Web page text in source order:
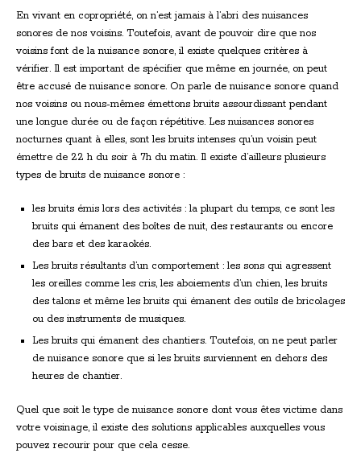
En vivant en copropriété, on n’est jamais à l’abri des nuisances
sonores de nos voisins. Toutefois, avant de pouvoir dire que nos
voisins font de la nuisance sonore, il existe quelques critères à
vérifier. Il est important de spécifier que même en journée, on peut
être accusé de nuisance sonore. On parle de nuisance sonore quand
nos voisins ou nous-mêmes émettons bruits assourdissant pendant
une longue durée ou de façon répétitive. Les nuisances sonores
nocturnes quant à elles, sont les bruits intenses qu’un voisin peut
émettre de 22 h du soir à 7h du matin. Il existe d’ailleurs plusieurs
types de bruits de nuisance sonore :
les bruits émis lors des activités : la plupart du temps, ce sont les
bruits qui émanent des boîtes de nuit, des restaurants ou encore
des bars et des karaokés.
Les bruits résultants d’un comportement : les sons qui agressent
les oreilles comme les cris, les aboiements d’un chien, les bruits
des talons et même les bruits qui émanent des outils de bricolages
ou des instruments de musiques.
Les bruits qui émanent des chantiers. Toutefois, on ne peut parler
de nuisance sonore que si les bruits surviennent en dehors des
heures de chantier.
Quel que soit le type de nuisance sonore dont vous êtes victime dans
votre voisinage, il existe des solutions applicables auxquelles vous
pouvez recourir pour que cela cesse.